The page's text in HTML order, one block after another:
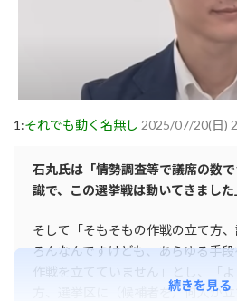
1:それでも動く名無し 2025/07/20(日)
石丸氏は「情勢調査等で議席の数
識で、この選挙戦は動いてきました
そして「そもそもの作戦の立て方
ろんなんですけども、あらゆる手
作戦を立てていません」とし、「よ
方、選挙区に（候補者を）何人か
続きを見る